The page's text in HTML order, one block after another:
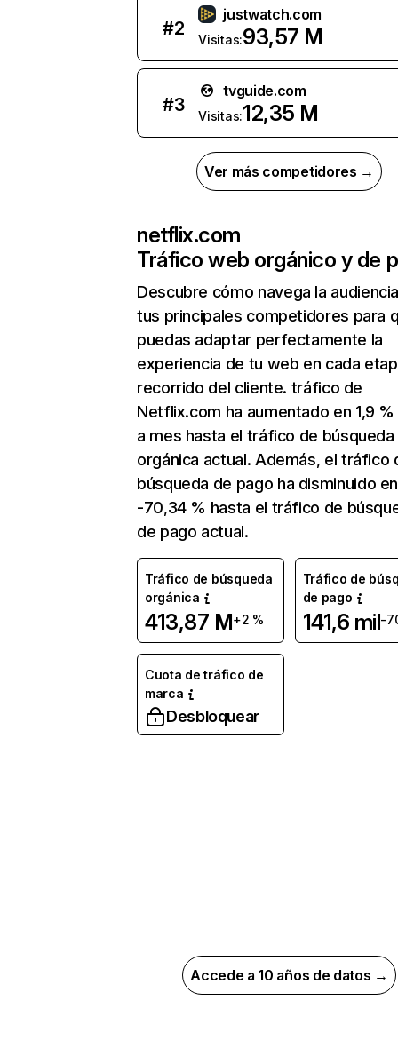
#2
justwatch.com
Visitas:93,57 M
#3
tvguide.com
Visitas:12,35 M
Ver más competidores →
netflix.com
Tráfico web orgánico y de
Descubre cómo navega la
tus principales competidores para
puedas adaptar perfectamente la
experiencia de tu web en cada
recorrido del cliente. tráfico de
Netflix.com ha aumentado en 1,9
a mes hasta el tráfico de búsqueda
orgánica actual. Además, el tráfico
búsqueda de pago ha disminuido en
-70,34 % hasta el tráfico de
de pago actual.
Tráfico de búsqueda
orgánica
413,87 M+2 %
Tráfico de
de pago
141,6 mil-
Cuota de tráfico de
marca
Desbloquear
Accede a 10 años de datos →